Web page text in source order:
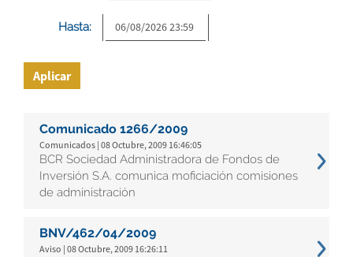
Hasta:
Aplicar
Comunicado 1266/2009
Comunicados | 08 Octubre, 2009 16:46:05
BCR Sociedad Administradora de Fondos de
Inversión S.A. comunica moficiación comisiones
de administración
BNV/462/04/2009
Aviso | 08 Octubre, 2009 16:26:11